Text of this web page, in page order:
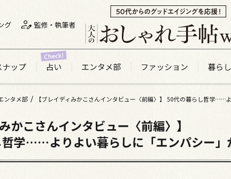
グ 監修・執筆者
ナップ 占い エンタメ部 ファッション 暮らし
ンタメ部
かこさんインタビュー〈前編〉】
学……よりよい暮らしに「エンパシー